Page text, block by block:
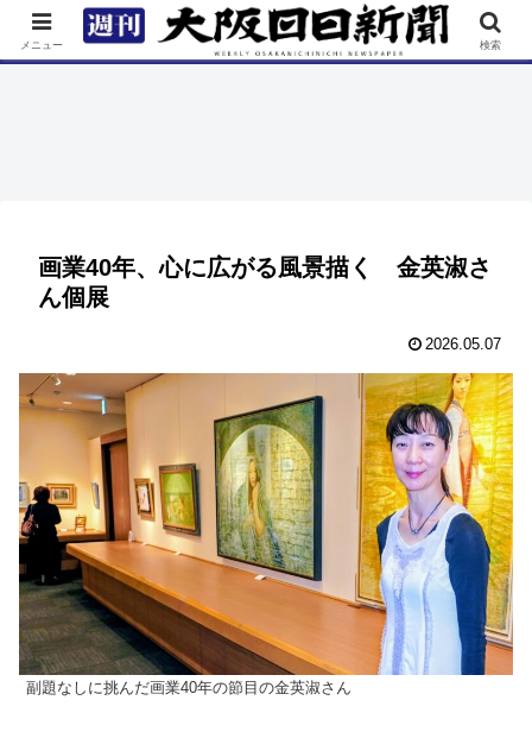
TOP 特集 ニュース 連載 街ネタ イベント
画業40年、心に広がる風景描く 金英淑さ
ん個展
2026.05.07
副題なしに挑んだ画業40年の節目の金英淑さん
メニュー 検索